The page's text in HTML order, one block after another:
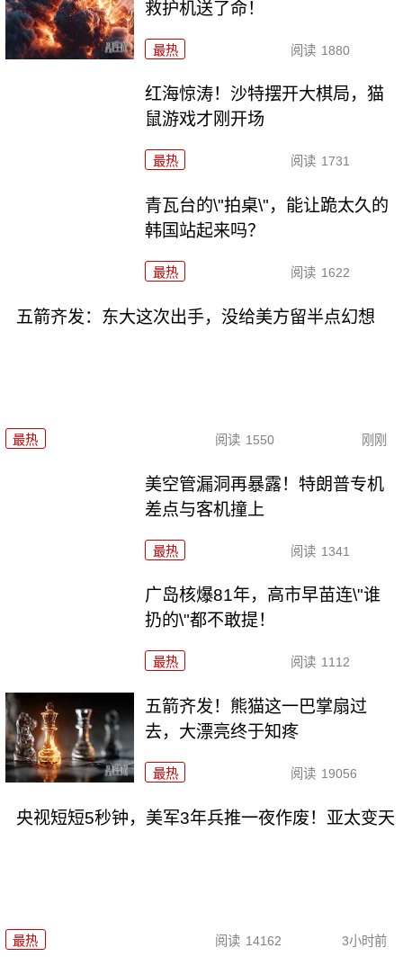
救护机送了命！
最热 阅读 1880
红海惊涛！沙特摆开大棋局，猫
鼠游戏才刚开场
最热 阅读 1731
青瓦台的\"拍桌\"，能让跪太久的
韩国站起来吗？
最热 阅读 1622
五箭齐发：东大这次出手，没给美方留半点幻想
最热 阅读 1550 刚刚
美空管漏洞再暴露！特朗普专机
差点与客机撞上
最热 阅读 1341
广岛核爆81年，高市早苗连\"谁
扔的\"都不敢提！
最热 阅读 1112
五箭齐发！熊猫这一巴掌扇过
去，大漂亮终于知疼
最热 阅读 19056
央视短短5秒钟，美军3年兵推一夜作废！亚太变天
最热 阅读 14162 3小时前